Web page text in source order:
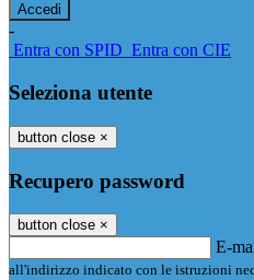
-
Entra con SPID Entra con CIE
Seleziona utente
button close ×
Recupero password
button close ×
E-
all'indirizzo indicato con le istruzioni